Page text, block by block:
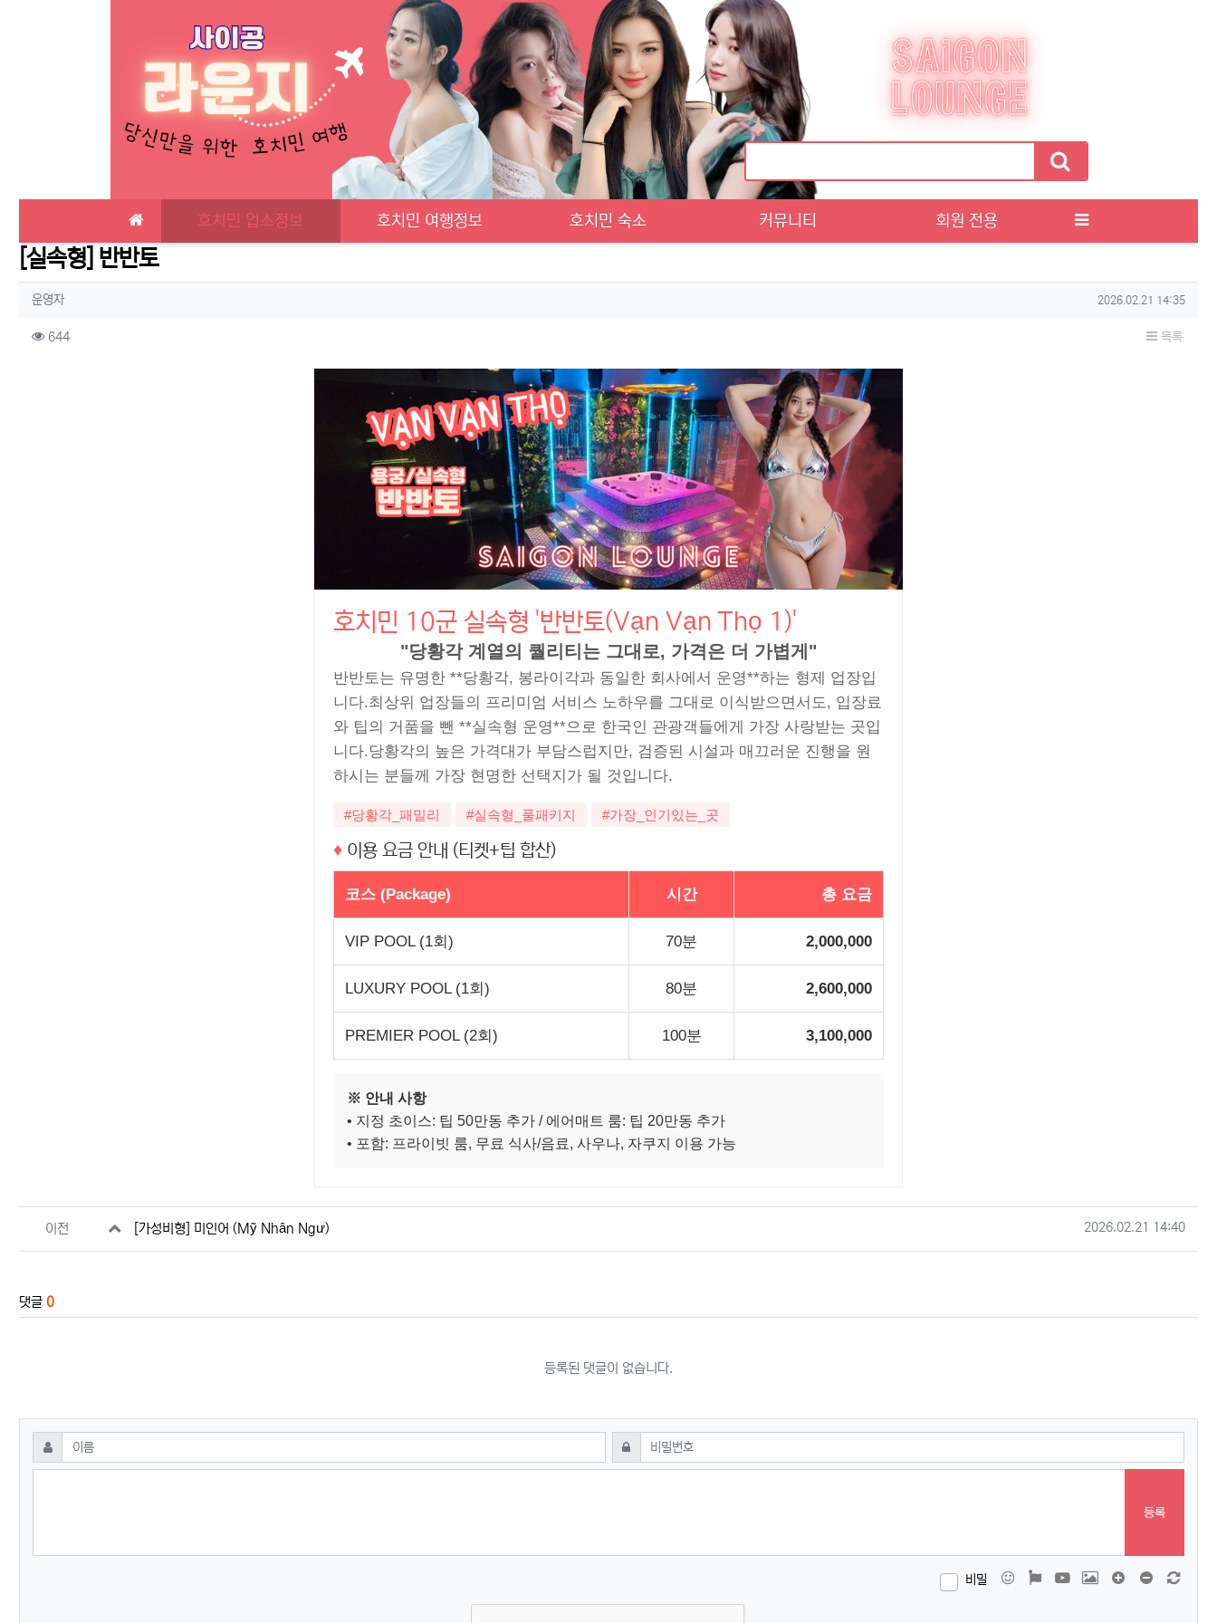
호치민 업소정보 호치민 여행정보 호치민 숙소 커뮤니티 회원 전용
[실속형] 반반토
작성자 정보
운영자작성 작성일
2026.02.21 14:35
컨텐츠 정보
644조회 목록
호치민 10군 실속형 '반반토(Vạn Vạn Thọ 1)'
"당황각 계열의 퀄리티는 그대로, 가격은 더 가볍게"
반반토는 유명한 **당황각, 봉라이각과 동일한 회사에서 운영**하는 형제 업장입
니다.최상위 업장들의 프리미엄 서비스 노하우를 그대로 이식받으면서도, 입장료
와 팁의 거품을 뺀 **실속형 운영**으로 한국인 관광객들에게 가장 사랑받는 곳입
니다.당황각의 높은 가격대가 부담스럽지만, 검증된 시설과 매끄러운 진행을 원
하시는 분들께 가장 현명한 선택지가 될 것입니다.
#당황각_패밀리 #실속형_풀패키지 #가장_인기있는_곳
♦ 이용 요금 안내 (티켓+팁 합산)
코스 (Package) 시간 총 요금
VIP POOL (1회) 70분 2,000,000
LUXURY POOL (1회) 80분 2,600,000
PREMIER POOL (2회) 100분 3,100,000
※ 안내 사항
• 지정 초이스: 팁 50만동 추가 / 에어매트 룸: 팁 20만동 추가
• 포함: 프라이빗 룸, 무료 식사/음료, 사우나, 자쿠지 이용 가능
관련자료
이전 [가성비형] 미인어 (Mỹ Nhân Ngư) 작성일
2026.02.21 14:40
댓글 0
등록된 댓글이 없습니다.
댓글쓰기
이름 필수 비밀번호필수
등록
비밀 이모티콘폰트어썸동영상 이미지 댓글창 늘이기댓글창 줄이